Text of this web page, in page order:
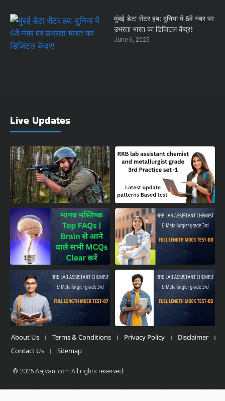
मुंबई डेटा सेंटर हब: दुनिया में 6वें नंबर पर
उभरता भारत का डिजिटल केंद्र!
June 6, 2025
Live Updates
About Us Terms & Conditions Privacy Policy
Disclaimer
Contact Us
Sitemap
© 2025 Aajvani.com All rights reserved.